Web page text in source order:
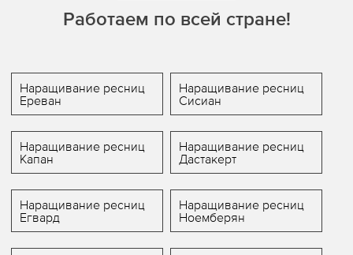
Работаем по всей стране!
Наращивание ресниц
Ереван
Наращивание ресниц
Сисиан
Наращивание ресниц
Капан
Наращивание ресниц
Дастакерт
Наращивание ресниц
Егвард
Наращивание ресниц
Ноемберян